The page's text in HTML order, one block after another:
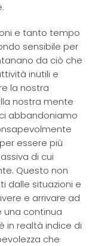
e tanto tempo
sensibile per
da ciò che
inutili e
la nostra
nostra mente
abbandoniamo
essere più
di cui
Questo non
dalle situazioni e
e arrivare ad
una continua
in realtà indice di
che